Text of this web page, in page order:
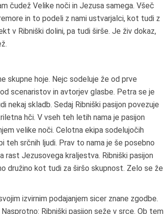
čudež Velike noči in Jezusa samega. Všeč
in to podeli z nami ustvarjalci, kot tudi z
v Ribniški dolini, pa tudi širše. Je živ dokaz,
skupne hoje. Nejc sodeluje že od prve
scenaristov in avtorjev glasbe. Petra se je
nekaj skladb. Sedaj Ribniški pasijon povezuje
hči. V vseh teh letih nama je pasijon
velike noči. Celotna ekipa sodelujočih
srčnih ljudi. Prav to nama je še posebno
rast Jezusovega kraljestva. Ribniški pasijon
družino kot tudi za širšo skupnost. Zelo se že
izvirnim podajanjem sicer znane zgodbe.
Ribniški pasijon seže v srce. Ob tem